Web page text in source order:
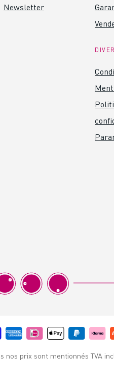
Newsletter
prix sont mentionnés TVA